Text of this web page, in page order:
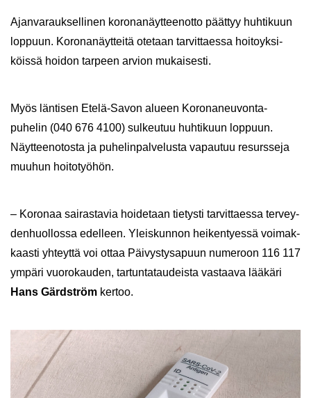
Ajan­va­rauk­sel­li­nen ko­ro­na­näyt­teen­ot­to päät­tyy huh­ti­kuun
lop­puun. Ko­ro­na­näyt­tei­tä ote­taan tar­vit­taes­sa hoi­to­yk­si­
köis­sä hoi­don tar­peen ar­vion mu­kai­ses­ti.
Myös län­ti­sen Etelä-​Savon alu­een Koronaneuvonta-​
puhelin (040 676 4100) sul­keu­tuu huh­ti­kuun lop­puun.
Näyt­tee­no­tos­ta ja pu­he­lin­pal­ve­lus­ta va­pau­tuu re­surs­se­ja
muu­hun hoi­to­työ­hön.
– Ko­ro­naa sai­ras­ta­via hoi­de­taan tie­tys­ti tar­vit­taes­sa ter­vey­
den­huol­los­sa edel­leen. Yleis­kun­non hei­ken­tyes­sä voi­mak­
kaas­ti yh­teyt­tä voi ottaa Päi­vys­tys­a­puun nu­me­roon 116 117
ym­pä­ri vuo­ro­kau­den, tar­tun­ta­tau­deis­ta vas­taa­va lää­kä­ri
Hans Gärd­ström ker­too.